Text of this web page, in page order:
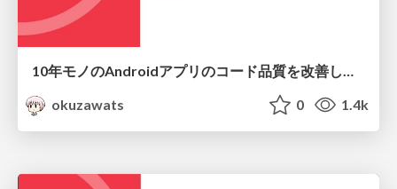
10年モノのAndroidアプリのコード品質を改善していく、3つの取り組み
okuzawats
0 1.4k